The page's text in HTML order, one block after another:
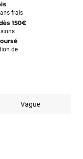
frais
150€
de
Vague